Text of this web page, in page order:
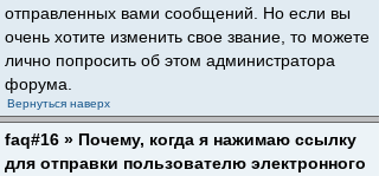
отправленных вами сообщений. Но если вы
очень хотите изменить свое звание, то можете
лично попросить об этом администратора
форума.
Вернуться наверх
faq#16 » Почему, когда я нажимаю ссылку
для отправки пользователю электронного